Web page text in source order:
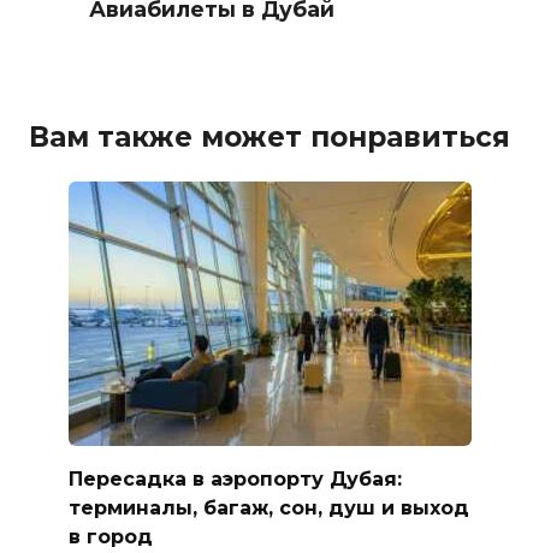
Авиабилеты в Дубай
Вам также может понравиться
Пересадка в аэропорту Дубая:
терминалы, багаж, сон, душ и выход
в город